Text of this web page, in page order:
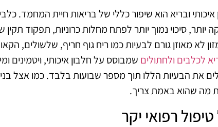
איכותי ובריא הוא שיפור כללי של בריאות חיית המחמד.
יותר, סיכוי נמוך יותר לפתח מחלות כרוניות, תפקוד תקין
לא מאוזן גורם לבעיות כמו ריח גוף חריף, שלשולים,
לכלבים ולחתולים שמבוסס על חלבון איכותי, ויטמינים
את הבעיות הללו תוך מספר שבועות בלבד. כמו אצל
מה שהוא באמת צריך.
רפואי יקר